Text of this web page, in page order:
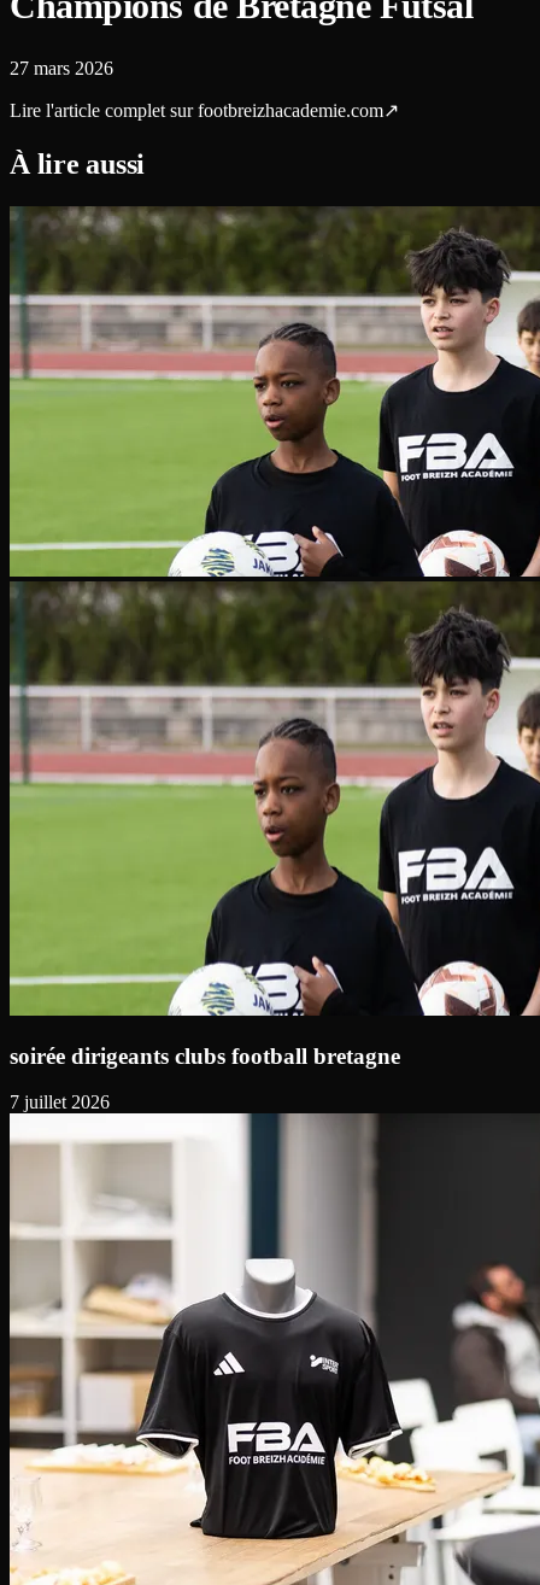
27 mars 2026
Lire l'article complet sur footbreizhacademie.com↗
À lire aussi
soirée dirigeants clubs football bretagne
7 juillet 2026